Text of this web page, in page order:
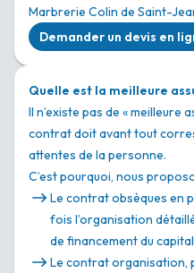
Marbrerie Colin de Saint-
Demander un devis en
Quelle est la meilleure
Il n’existe pas de « meilleure
contrat doit avant tout
attentes de la personne.
C’est pourquoi, nous
Le contrat obsèques en
fois l’organisation
de financement du
Le contrat organisation,